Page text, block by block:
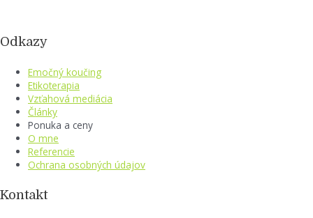
Odkazy
Emočný koučing
Etikoterapia
Vzťahová mediácia
Články
Ponuka a ceny
O mne
Referencie
Ochrana osobných údajov
Kontakt